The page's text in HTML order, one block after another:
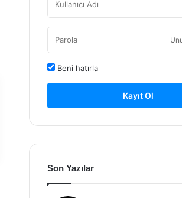
Beni hatırla
Kayıt Ol
Son Yazılar